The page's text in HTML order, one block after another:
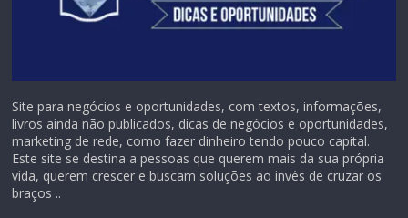
Site para negócios e oportunidades, com textos, informações,
livros ainda não publicados, dicas de negócios e oportunidades,
marketing de rede, como fazer dinheiro tendo pouco capital.
Este site se destina a pessoas que querem mais da sua própria
vida, querem crescer e buscam soluções ao invés de cruzar os
braços ..